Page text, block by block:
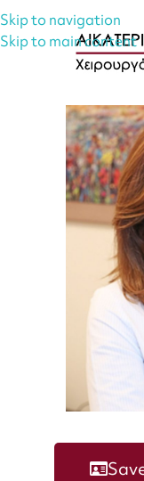
Skip to navigation
Skip to main content